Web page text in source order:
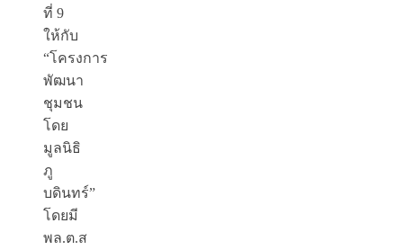
ที่ 9
ให้กับ
“โครงการ
พัฒนา
ชุมชน
โดย
มูลนิธิ
ภู
บดินทร์”
โดยมี
พล.ต.ส